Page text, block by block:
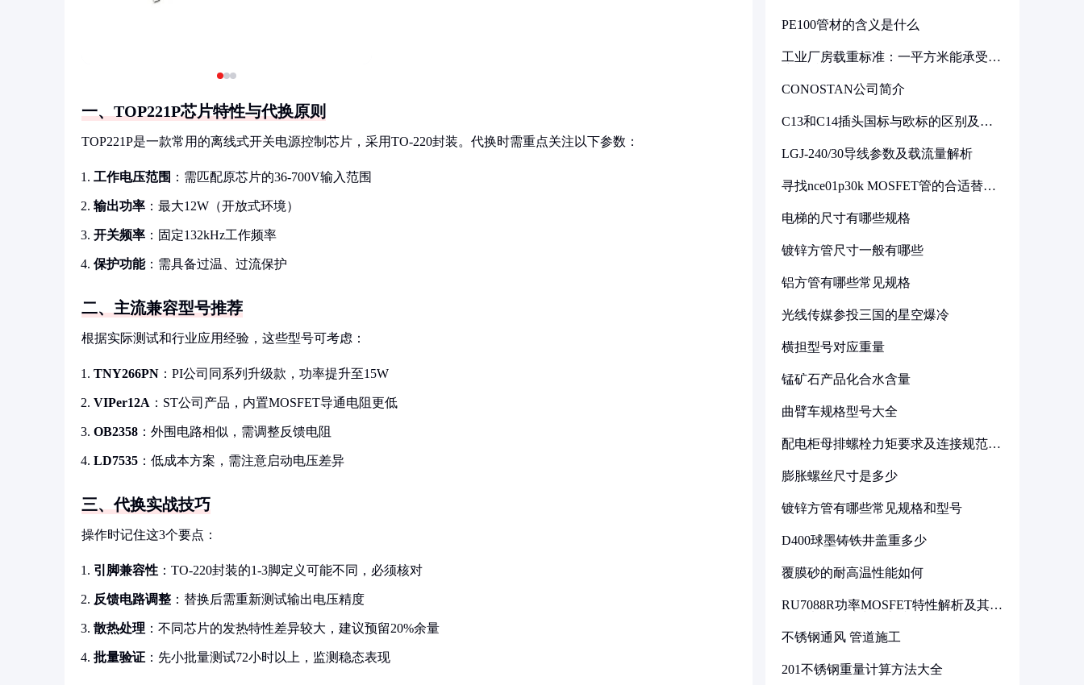
一、TOP221P芯片特性与代换原则
TOP221P是一款常用的离线式开关电源控制芯片，采用TO-220封装。代换时需重点关注以下参数：
工作电压范围 ：需匹配原芯片的36-700V输入范围
输出功率 ：最大12W（开放式环境）
开关频率 ：固定132kHz工作频率
保护功能：需具备过温、过流保护
二、主流兼容型号推荐
根据实际测试和行业应用经验，这些型号可考虑：
TNY266PN ：PI公司同系列升级款，功率提升至15W
VIPer12A ：ST公司产品，内置MOSFET导通电阻更低
OB2358 ：外围电路相似，需调整反馈电阻
LD7535 ：低成本方案，需注意启动电压差异
三、代换实战技巧
操作时记住这3个要点：
引脚兼容性 ：TO-220封装的1-3脚定义可能不同，必须核对
反馈电路调整 ：替换后需重新测试输出电压精度
散热处理 ：不同芯片的发热特性差异较大，建议预留20%余量
批量验证 ：先小批量测试72小时以上，监测稳态表现
PE100管材的含义是什么
工业厂房载重标准：一平方米能承受多
CONOSTAN公司简介
C13和C14插头国标与欧标的区别及其
LGJ-240/30导线参数及载流量解析
寻找nce01p30k MOSFET管的合适替代
电梯的尺寸有哪些规格
镀锌方管尺寸一般有哪些
铝方管有哪些常见规格
光线传媒参投三国的星空爆冷
横担型号对应重量
锰矿石产品化合水含量
曲臂车规格型号大全
配电柜母排螺栓力矩要求及连接规范详
膨胀螺丝尺寸是多少
镀锌方管有哪些常见规格和型号
D400球墨铸铁井盖重多少
覆膜砂的耐高温性能如何
RU7088R功率MOSFET特性解析及其在
不锈钢通风 管道施工
201不锈钢重量计算方法大全